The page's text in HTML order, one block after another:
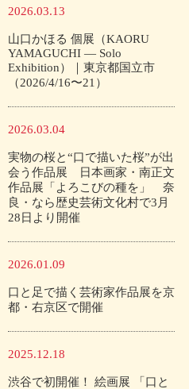
2026.03.13
山口かほる 個展（KAORU
YAMAGUCHI — Solo
Exhibition）｜東京都国立市
（2026/4/16〜21）
2026.03.04
実物の桜と“口で描いた桜”が出
会う作品展 日本画家・南正文
作品展「よろこびの種を」 奈
良・なら歴史芸術文化村で3月
28日より開催
2026.01.09
口と足で描く芸術家作品展を京
都・右京区で開催
2025.12.18
渋谷で初開催！ 絵画展 「口と